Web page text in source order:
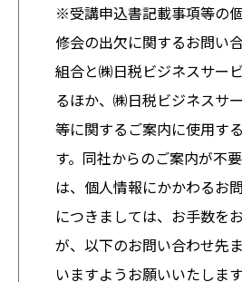
※受講申込書記載事項等の
修会の出欠に関するお問い
組合と㈱日税ビジネスサー
るほか、㈱日税ビジネスサ
等に関するご案内に使用す
す。同社からのご案内が不
は、個人情報にかかわるお
につきましては、お手数を
が、以下のお問い合わせ先
いますようお願いいたします